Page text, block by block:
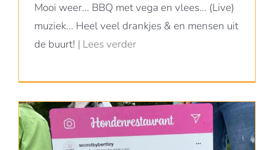
Mooi weer... BBQ met vega en vlees... (Live)
muziek... Heel veel drankjes & en mensen uit
de buurt! | Lees verder